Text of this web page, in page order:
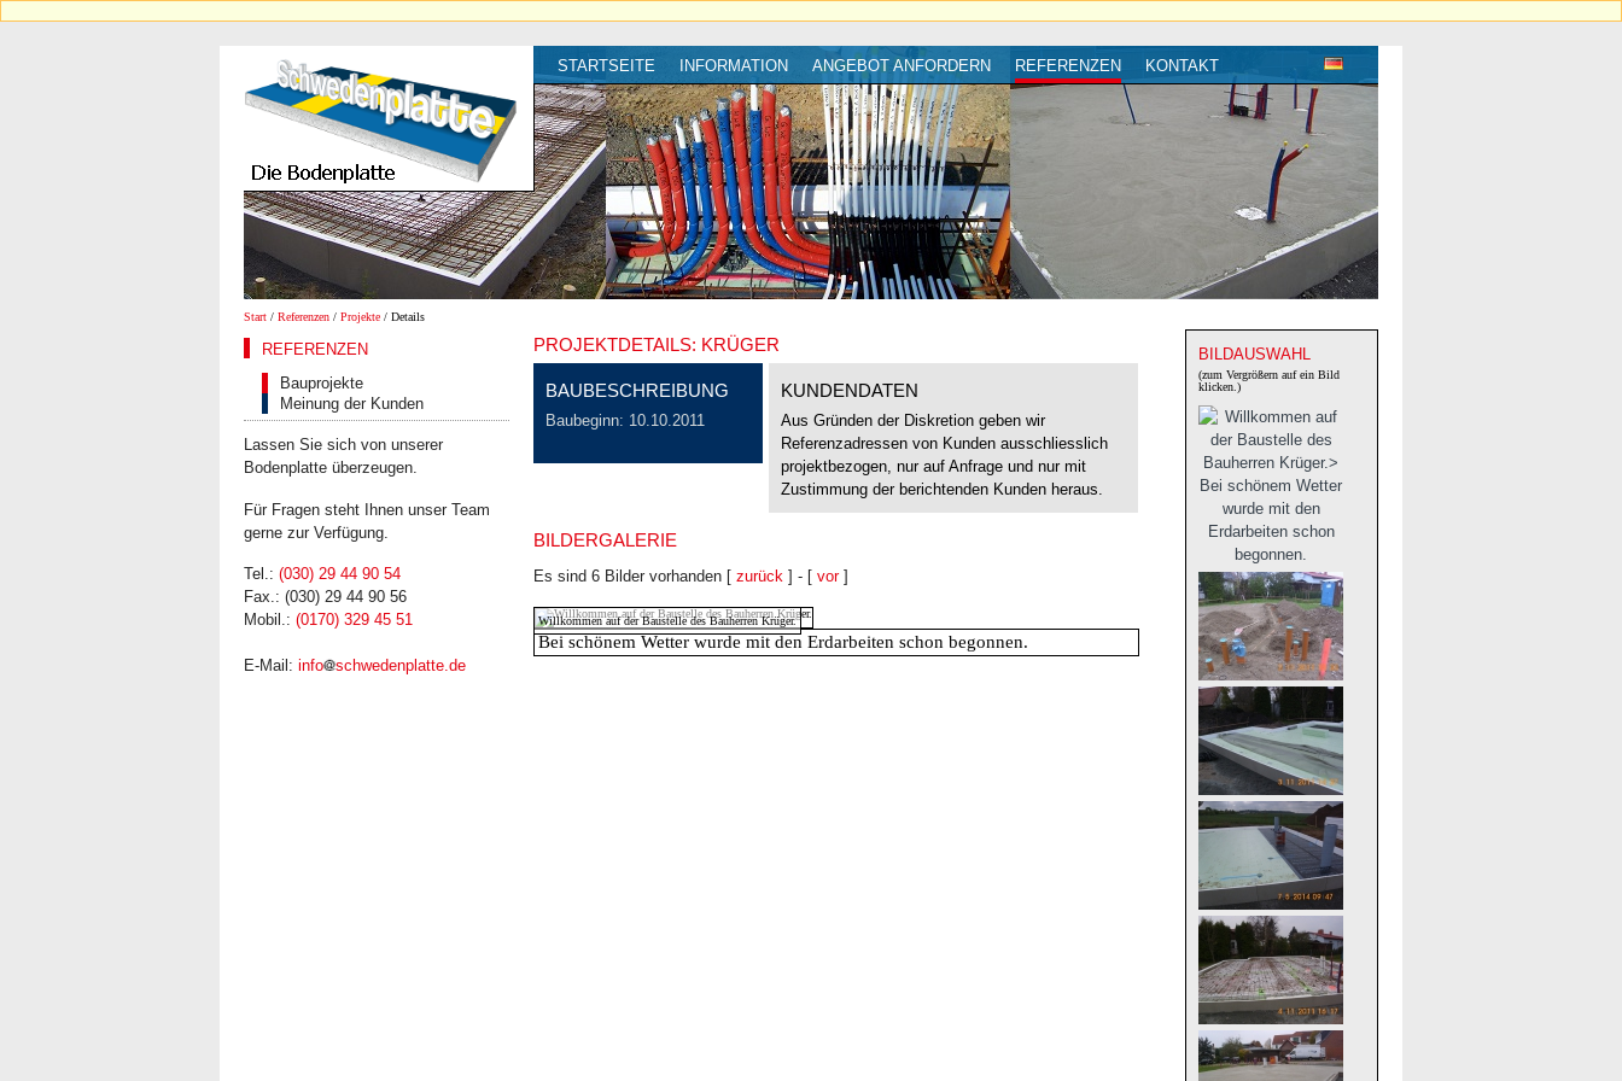
STARTSEITE INFORMATION ANGEBOT ANFORDERN REFERENZEN KONTAKT
Start / Referenzen / Projekte / Details
REFERENZEN
Bauprojekte
Meinung der Kunden
Lassen Sie sich von unserer
Bodenplatte überzeugen.
Für Fragen steht Ihnen unser Team
gerne zur Verfügung.
Tel.: (030) 29 44 90 54
Fax.: (030) 29 44 90 56
Mobil.: (0170) 329 45 51
E-Mail: info schwedenplatte.de
PROJEKTDETAILS: KRÜGER
BAUBESCHREIBUNG
Baubeginn: 10.10.2011
KUNDENDATEN
Aus Gründen der Diskretion geben wir
Referenzadressen von Kunden ausschliesslich
projektbezogen, nur auf Anfrage und nur mit
Zustimmung der berichtenden Kunden heraus.
BILDERGALERIE
Es sind 6 Bilder vorhanden [ zurück ] - [ vor]
Willkommen auf der Baustelle des Bauherren Krüger.
Bei schönem Wetter wurde mit den Erdarbeiten schon begonnen.
BILDAUSWAHL
(zum Vergrößern auf ein Bild
klicken.)